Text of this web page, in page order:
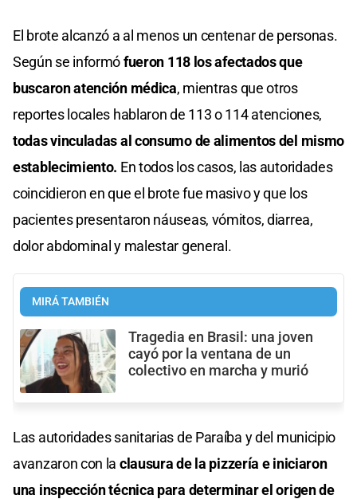
El brote alcanzó a al menos un centenar de personas.
Según se informófueron 118 los afectados que
buscaron atención médica, mientras que otros
reportes locales hablaron de 113 o 114 atenciones,
todas vinculadas al consumo de alimentos del mismo
establecimiento. En todos los casos, las autoridades
coincidieron en que el brote fue masivo y que los
pacientes presentaron náuseas, vómitos, diarrea,
dolor abdominal y malestar general.
MIRÁ TAMBIÉN
Tragedia en Brasil: una joven
cayó por la ventana de un
colectivo en marcha y murió
Las autoridades sanitarias de Paraíba y del municipio
avanzaron con la clausura de la pizzería e iniciaron
una inspección técnica para determinar el origen de